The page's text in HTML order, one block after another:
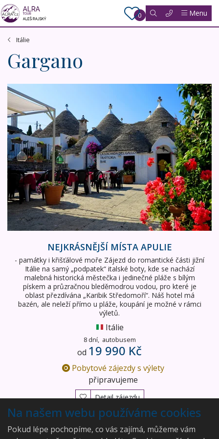
0 Menu
Itálie
Gargano
Nejkrásnější místa Apulie
NEJKRÁSNĚJŠÍ MÍSTA APULIE
- památky i křišťálové moře Zájezd do romantické části jižní
Itálie na samý „podpatek“ italské boty, kde se nachází
malebná historická městečka i jedinečné pláže s bílým
pískem a průzračnou bleděmodrou vodou, pro které je
oblast přezdívána „Karibik Středomoří“. Náš hotel má
bazén, ale neleží přímo u pláže, koupání je možné v rámci
výletů.
Itálie
8 dní, autobusem
od 19 990 Kč
Pobytové zájezdy s výlety
připravujeme
Detail zájezdu
Na našem webu používáme cookies
Pokud lépe pochopíme, co vás zajímá, můžeme vám